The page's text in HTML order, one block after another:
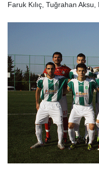
Faruk Kılıç, Tuğrahan Aksu,